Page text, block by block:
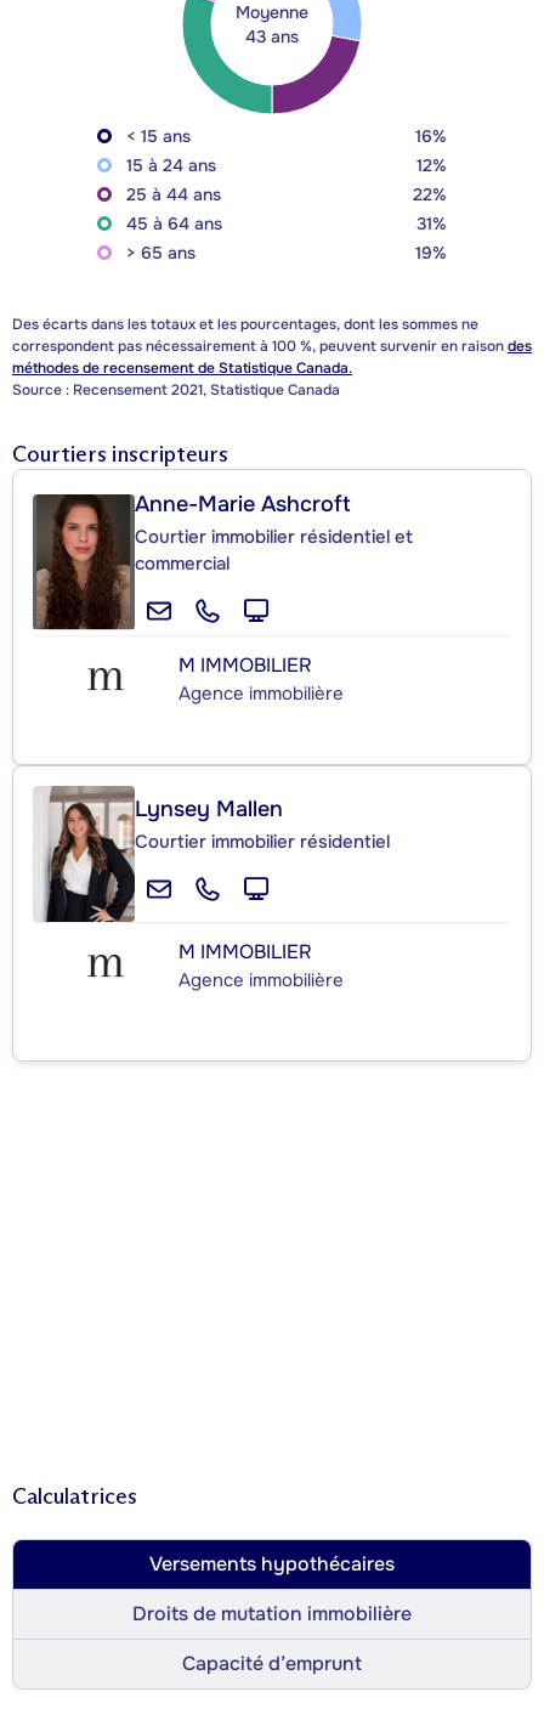
Moyenne
43 ans
< 15 ans
16%
15 à 24 ans
12%
25 à 44 ans
22%
45 à 64 ans
31%
> 65 ans
19%
Des écarts dans les totaux et les pourcentages, dont les sommes ne
correspondent pas nécessairement à 100 %, peuvent survenir en raisondes
méthodes de recensement de Statistique Canada.
Source : Recensement 2021, Statistique Canada
Courtiers inscripteurs
Anne-Marie Ashcroft
Courtier immobilier résidentiel et
commercial
M IMMOBILIER
Agence immobilière
Lynsey Mallen
Courtier immobilier résidentiel
M IMMOBILIER
Agence immobilière
Calculatrices
Versements hypothécaires
Droits de mutation immobilière
Capacité d’emprunt